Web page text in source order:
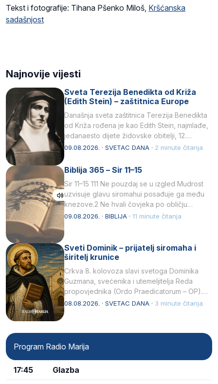
Tekst i fotografije: Tihana Pšenko Miloš, Kršćanska
sadašnjost
Najnovije vijesti
Sveta Terezija Benedikta od Križa
(Edith Stein) – zaštitnica Europe
Današnja sveta zaštitnica Terezija Benedikta
od Križa rođena je kao Edith Stein, najmlađe,
jedanaesto dijete židovske obitelji, 12.
listopada 1891, u Wrocławu…
09.08.2026. · SVETAC DANA · 2 minute čitanja
Biblija 365 – Sir 11–15
Sir 11–15 111 Ne pouzdaj se u izgled Mudrost
uzvisuje glavu siromahui posađuje ga među
knezove.2 Ne hvali čovjeka po obličju
njegovui…
09.08.2026. · BIBLIJA · 11 minute čitanja
Sveti Dominik – prijatelj siromaha i
širitelj krunice
Crkva 8. kolovoza slavi svetoga Dominika
Guzmana, svećenika i utemeljitelja Reda
propovjednika (Ordo Praedicatorum – OP).
Svojim životom, dubokom ljubavlju prema
08.08.2026. · SVETAC DANA · 3 minute čitanja
Program Radio Marija
17:45 Glazba